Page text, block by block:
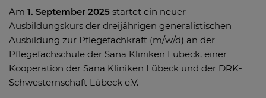
Am 1. September 2025 startet ein neuer
Ausbildungskurs der dreijährigen generalistischen
Ausbildung zur Pflegefachkraft (m/w/d) an der
Pflegefachschule der Sana Kliniken Lübeck, einer
Kooperation der Sana Kliniken Lübeck und der DRK-
Schwesternschaft Lübeck e.V.